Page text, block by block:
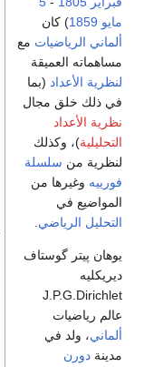
مايو 1859) كان
ألماني الرياضيات مع
مساهماته العميقة
لنظرية الأعداد (بما
في ذلك خلق مجال
نظرية الأعداد
التحليلية)، وكذلك
لنظرية من سلسلة
فورييه وغيرها من
المواضيع في
التحليل الرياضي
يوهان پيتر گوستاف
ديريكليه
J.P.G.Dirichlet
عالم رياضيات
ألماني، ولد في
مدينة دورن